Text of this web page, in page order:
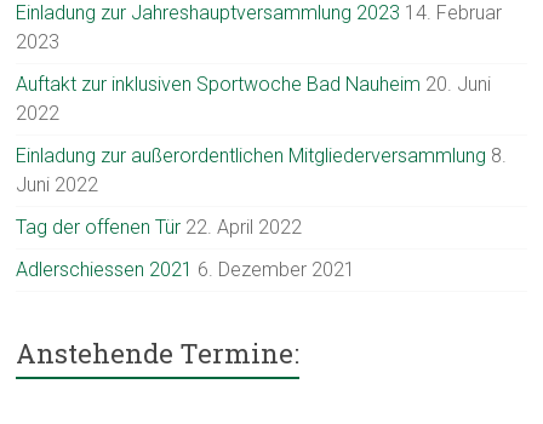
Einladung zur Jahreshauptversammlung 2023 14. Februar
2023
Auftakt zur inklusiven Sportwoche Bad Nauheim 20. Juni
2022
Einladung zur außerordentlichen Mitgliederversammlung 8.
Juni 2022
Tag der offenen Tür 22. April 2022
Adlerschiessen 2021 6. Dezember 2021
Anstehende Termine: